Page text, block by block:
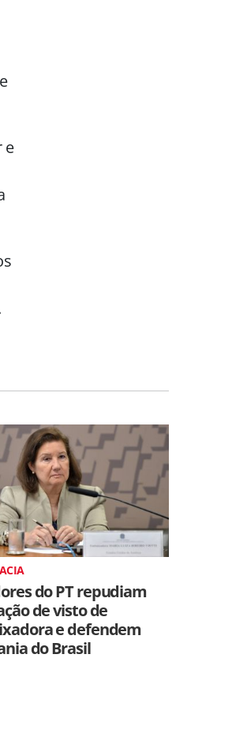
e
do PT repudiam
de visto de
e defendem
do Brasil